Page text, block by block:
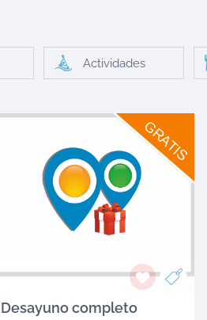
Actividades
GRATIS
Desayuno completo